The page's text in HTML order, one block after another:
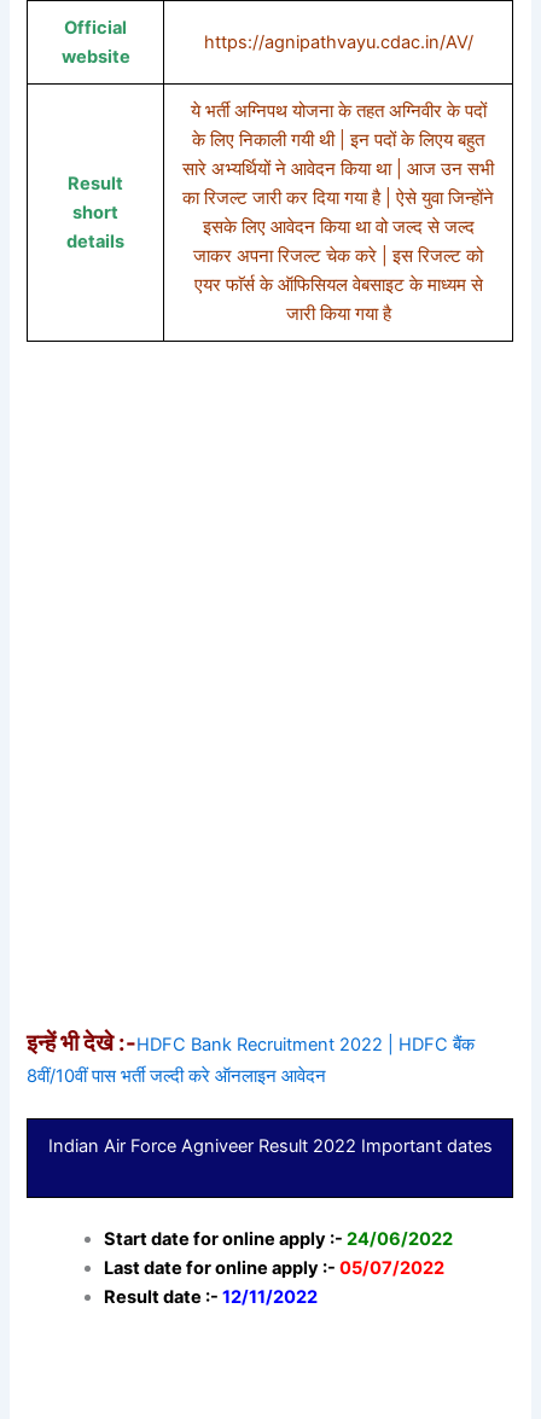
Official
website
https://agnipathvayu.cdac.in/AV/
Result
short
details
ये भर्ती अग्निपथ योजना के तहत अग्निवीर के पदों
के लिए निकाली गयी थी | इन पदों के लिएय बहुत
सारे अभ्यर्थियों ने आवेदन किया था | आज उन सभी
का रिजल्ट जारी कर दिया गया है | ऐसे युवा जिन्होंने
इसके लिए आवेदन किया था वो जल्द से जल्द
जाकर अपना रिजल्ट चेक करे | इस रिजल्ट को
एयर फाॅर्स के ऑफिसियल वेबसाइट के माध्यम से
जारी किया गया है
इन्हें भी देखे :-HDFC Bank Recruitment 2022 | HDFC बैंक
8वीं/10वीं पास भर्ती जल्दी करे ऑनलाइन आवेदन
Indian Air Force Agniveer Result 2022 Important dates
Start date for online apply :-24/06/2022
Last date for online apply :-05/07/2022
Result date :-12/11/2022